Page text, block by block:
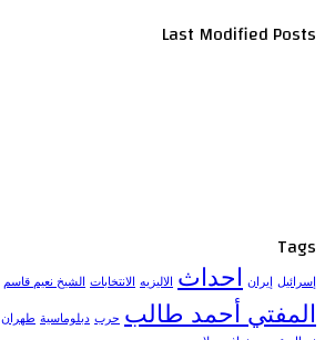
Last Modified Posts
Tags
إسرائيل إيران احداث الاليزيه الانتخابات الشيخ نعيم قاسم
المفتي أحمد طالب حرب دبلوماسية طهران